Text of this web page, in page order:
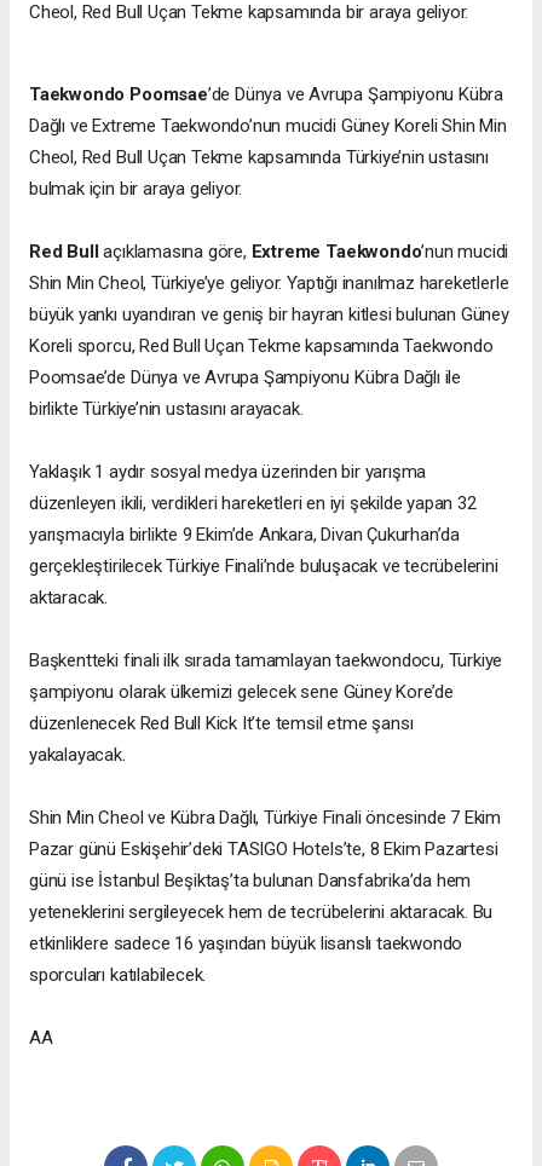
Cheol, Red Bull Uçan Tekme kapsamında bir araya geliyor.
Taekwondo Poomsae’de Dünya ve Avrupa Şampiyonu Kübra
Dağlı ve Extreme Taekwondo’nun mucidi Güney Koreli Shin Min
Cheol, Red Bull Uçan Tekme kapsamında Türkiye’nin ustasını
bulmak için bir araya geliyor.
Red Bull açıklamasına göre, Extreme Taekwondo’nun mucidi
Shin Min Cheol, Türkiye’ye geliyor. Yaptığı inanılmaz hareketlerle
büyük yankı uyandıran ve geniş bir hayran kitlesi bulunan Güney
Koreli sporcu, Red Bull Uçan Tekme kapsamında Taekwondo
Poomsae’de Dünya ve Avrupa Şampiyonu Kübra Dağlı ile
birlikte Türkiye’nin ustasını arayacak.
Yaklaşık 1 aydır sosyal medya üzerinden bir yarışma
düzenleyen ikili, verdikleri hareketleri en iyi şekilde yapan 32
yarışmacıyla birlikte 9 Ekim’de Ankara, Divan Çukurhan’da
gerçekleştirilecek Türkiye Finali’nde buluşacak ve tecrübelerini
aktaracak.
Başkentteki finali ilk sırada tamamlayan taekwondocu, Türkiye
şampiyonu olarak ülkemizi gelecek sene Güney Kore’de
düzenlenecek Red Bull Kick It’te temsil etme şansı
yakalayacak.
Shin Min Cheol ve Kübra Dağlı, Türkiye Finali öncesinde 7 Ekim
Pazar günü Eskişehir’deki TASIGO Hotels’te, 8 Ekim Pazartesi
günü ise İstanbul Beşiktaş’ta bulunan Dansfabrika’da hem
yeteneklerini sergileyecek hem de tecrübelerini aktaracak. Bu
etkinliklere sadece 16 yaşından büyük lisanslı taekwondo
sporcuları katılabilecek.
AA